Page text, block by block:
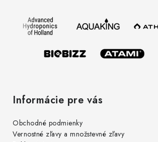
Informácie pre vás
Obchodné podmienky
Vernostné zľavy a množstevné zľavy